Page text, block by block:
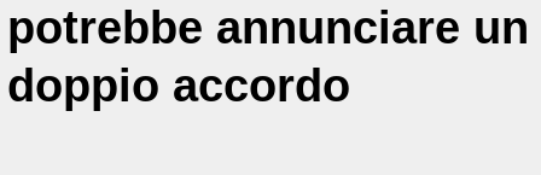
potrebbe annunciare un
doppio accordo